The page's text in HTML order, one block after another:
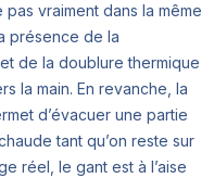
pas vraiment dans la même
présence de la
et de la doublure thermique
la main. En revanche, la
d’évacuer une partie
tant qu’on reste sur
réel, le gant est à l’aise